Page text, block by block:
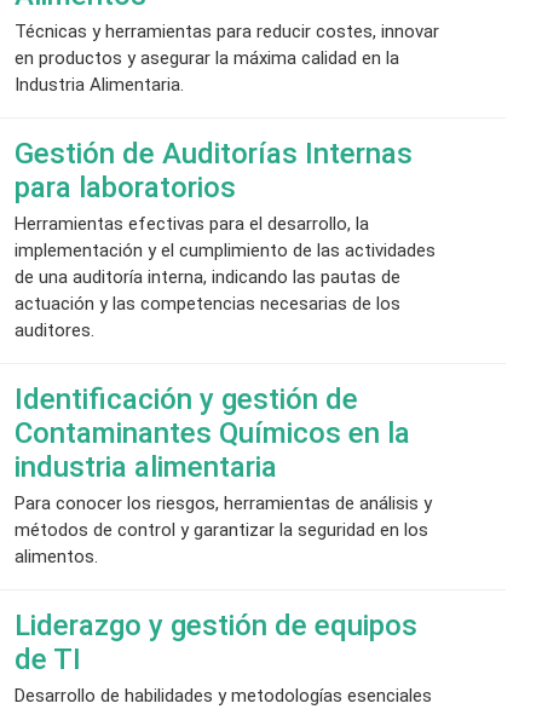
Técnicas y herramientas para reducir costes, innovar
en productos y asegurar la máxima calidad en la
Industria Alimentaria.
Gestión de Auditorías Internas
para laboratorios
Herramientas efectivas para el desarrollo, la
implementación y el cumplimiento de las actividades
de una auditoría interna, indicando las pautas de
actuación y las competencias necesarias de los
auditores.
Identificación y gestión de
Contaminantes Químicos en la
industria alimentaria
Para conocer los riesgos, herramientas de análisis y
métodos de control y garantizar la seguridad en los
alimentos.
Liderazgo y gestión de equipos
de TI
Desarrollo de habilidades y metodologías esenciales